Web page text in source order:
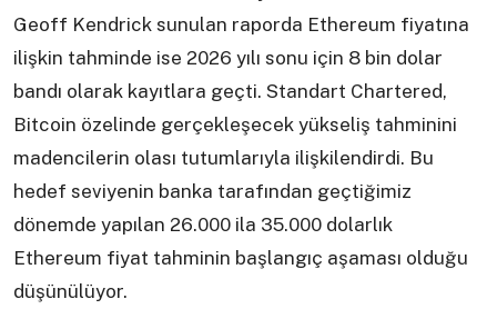
Geoff Kendrick sunulan raporda Ethereum fiyatına
ilişkin tahminde ise 2026 yılı sonu için 8 bin dolar
bandı olarak kayıtlara geçti. Standart Chartered,
Bitcoin özelinde gerçekleşecek yükseliş tahminini
madencilerin olası tutumlarıyla ilişkilendirdi. Bu
hedef seviyenin banka tarafından geçtiğimiz
dönemde yapılan 26.000 ila 35.000 dolarlık
Ethereum fiyat tahminin başlangıç aşaması olduğu
düşünülüyor.